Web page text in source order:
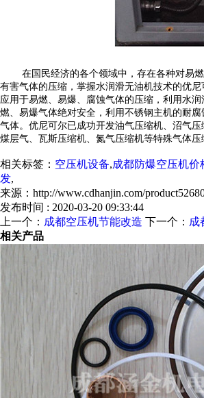
在国民经济的各个领域中，存在各种对易燃
有害气体的压缩，掌握水润滑无油机技术的优
应用于易燃、易爆、腐蚀气体的压缩，利用水
燃、易爆气体绝对安全，利用不锈钢主机的耐
气体。优尼可尔已成功开发油气压缩机、沼气压
煤层气、瓦斯压缩机、氮气压缩机等特殊气体压
相关标签： 空压机设备,成都防爆空压机价
发,
来源：http://www.cdhanjin.com/
发布时间 : 2020-03-20 09:33:44
上一个： 成都空压机节能改造 下一个： 成
相关产品